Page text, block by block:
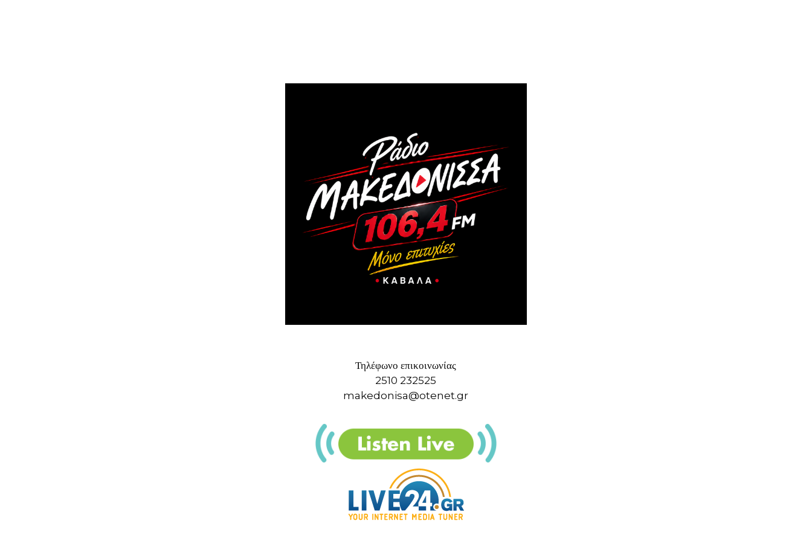
Τηλέφωνο επικοινωνίας
2510 232525
makedonisa@otenet.gr